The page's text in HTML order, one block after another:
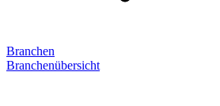
Branchen
Branchenübersicht